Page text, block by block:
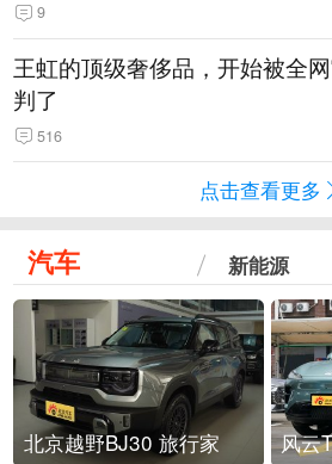
9
王虹的顶级奢侈品，开始被全
判了
516
点击查看更多
汽车 新能源
北京越野BJ30 旅行家 风云